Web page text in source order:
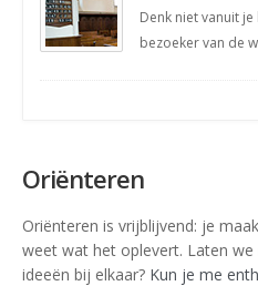
Denk niet vanuit
bezoeker van de
Oriënteren
Oriënteren is vrijblijvend: je
weet wat het oplevert. Laten we
ideeën bij elkaar? Kun je me